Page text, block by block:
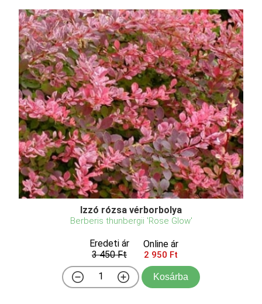
Izzó rózsa vérborbolya
Berberis thunbergii 'Rose Glow'
Eredeti ár
3 450 Ft
Online ár
2 950 Ft
Kosárba